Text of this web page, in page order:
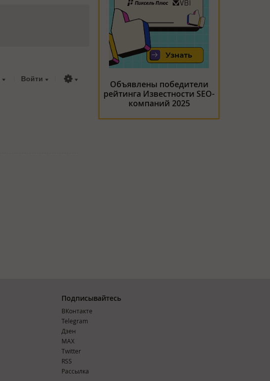
Войти
Объявлены победители
рейтинга Известности SEO-
компаний 2025
Подписывайтесь
ВКонтакте
Telegram
Дзен
MAX
Тwitter
RSS
Рассылка